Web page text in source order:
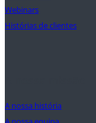
Webinars
Histórias de clientes
A nossa história